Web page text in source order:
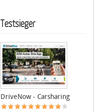
Testsieger
DriveNow - Carsharing